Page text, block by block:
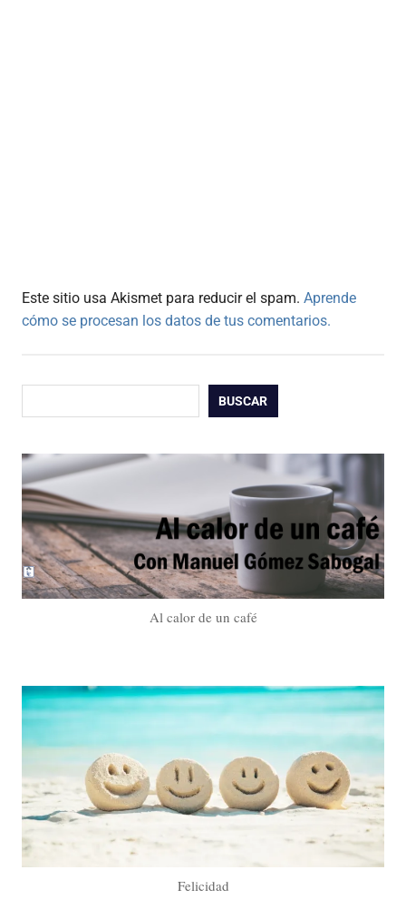
Este sitio usa Akismet para reducir el spam. Aprende
cómo se procesan los datos de tus comentarios.
BUSCAR
Al calor de un café
Felicidad